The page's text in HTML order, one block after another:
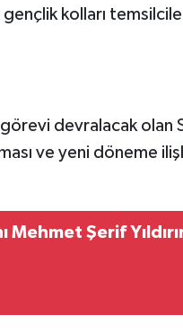
kolları
devralacak olan
ve yeni döneme
Mehmet Şerif